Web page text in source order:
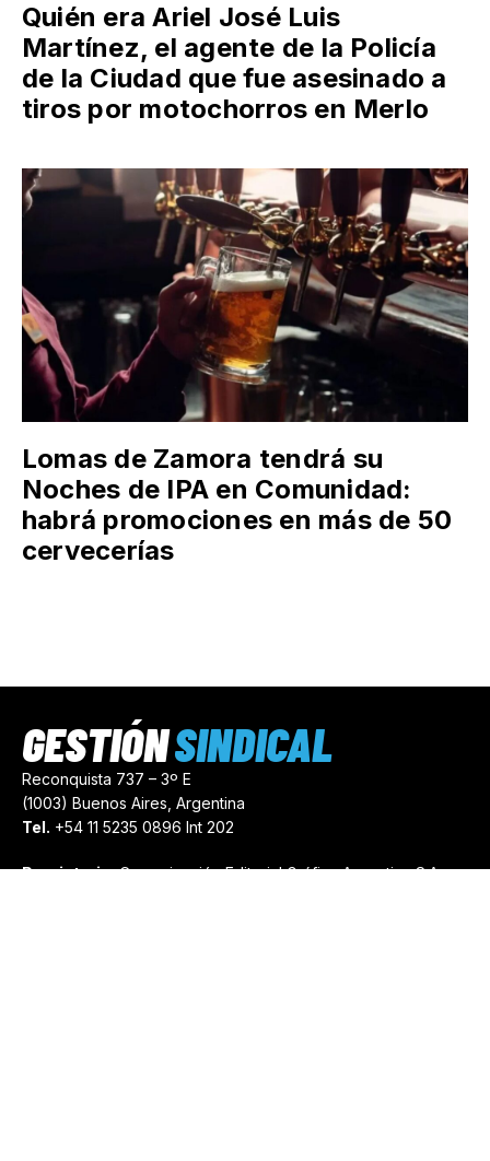
Quién era Ariel José Luis
Martínez, el agente de la Policía
de la Ciudad que fue asesinado a
tiros por motochorros en Merlo
Lomas de Zamora tendrá su
Noches de IPA en Comunidad:
habrá promociones en más de 50
cervecerías
Reconquista 737 – 3º E
(1003) Buenos Aires, Argentina
Tel. +54 11 5235 0896 Int 202
Propietario:Comunicación Editorial Gráfica Argentina S.A.
GESTIÓNSINDICAL